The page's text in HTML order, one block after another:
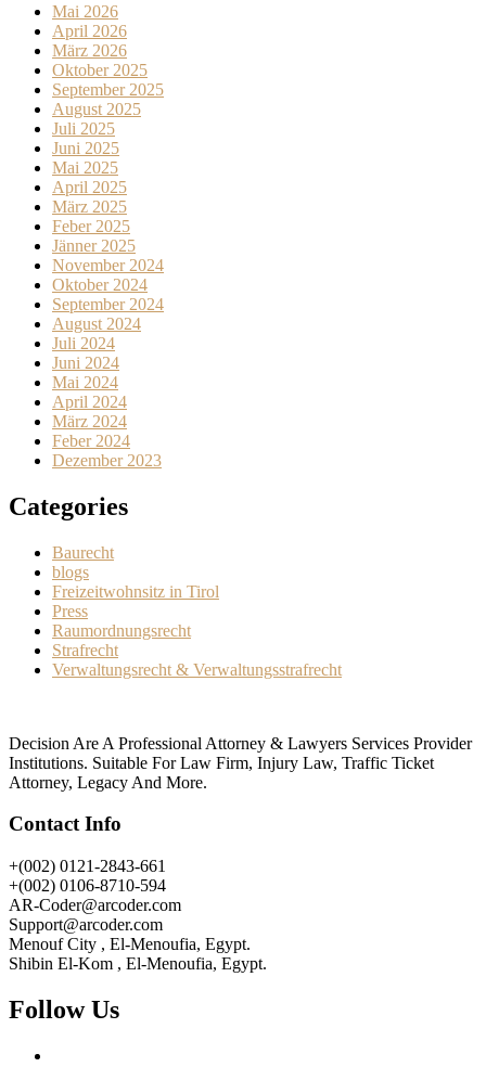
Mai 2026
April 2026
März 2026
Oktober 2025
September 2025
August 2025
Juli 2025
Juni 2025
Mai 2025
April 2025
März 2025
Feber 2025
Jänner 2025
November 2024
Oktober 2024
September 2024
August 2024
Juli 2024
Juni 2024
Mai 2024
April 2024
März 2024
Feber 2024
Dezember 2023
Categories
Baurecht
blogs
Freizeitwohnsitz in Tirol
Press
Raumordnungsrecht
Strafrecht
Verwaltungsrecht & Verwaltungsstrafrecht
Decision Are A Professional Attorney & Lawyers Services Provider
Institutions. Suitable For Law Firm, Injury Law, Traffic Ticket
Attorney, Legacy And More.
Contact Info
+(002) 0121-2843-661
+(002) 0106-8710-594
AR-Coder@arcoder.com
Support@arcoder.com
Menouf City , El-Menoufia, Egypt.
Shibin El-Kom , El-Menoufia, Egypt.
Follow Us